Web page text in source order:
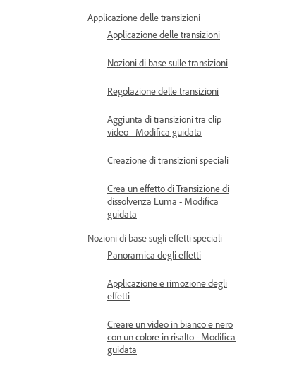
Applicazione delle transizioni
Applicazione delle transizioni
Nozioni di base sulle transizioni
Regolazione delle transizioni
Aggiunta di transizioni tra clip
video - Modifica guidata
Creazione di transizioni speciali
Crea un effetto di Transizione di
dissolvenza Luma - Modifica
guidata
Nozioni di base sugli effetti speciali
Panoramica degli effetti
Applicazione e rimozione degli
effetti
Creare un video in bianco e nero
con un colore in risalto - Modifica
guidata